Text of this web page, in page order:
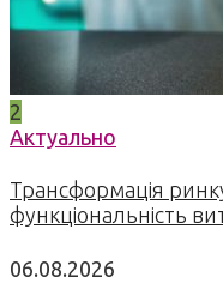
2
Актуально
Трансформація
функціональність
06.08.2026